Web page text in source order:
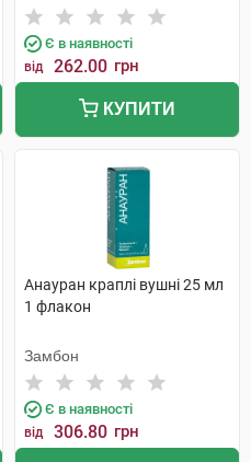
Є в наявності
від 262.00 грн
КУПИТИ
Анауран краплі вушні 25 мл
1 флакон
Замбон
Є в наявності
від 306.80 грн